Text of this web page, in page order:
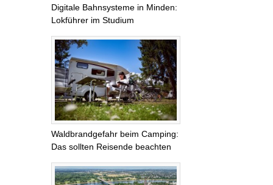
Digitale Bahnsysteme in Minden:
Lokführer im Studium
Waldbrandgefahr beim Camping:
Das sollten Reisende beachten